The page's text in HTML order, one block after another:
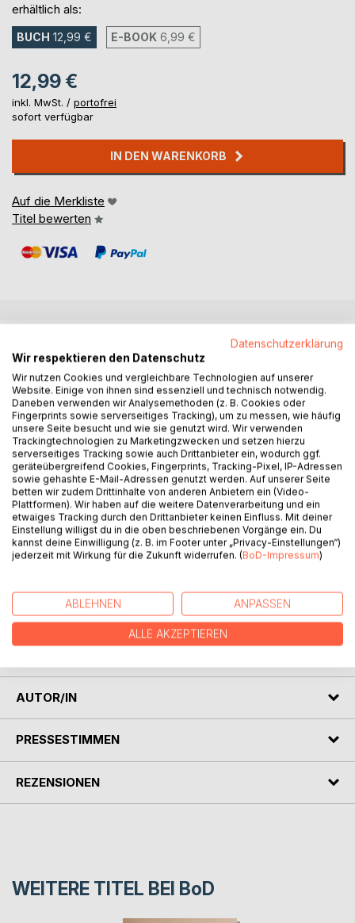
erhältlich als:
BUCH 12,99 € E-BOOK 6,99 €
12,99 €
inkl. MwSt. / portofrei
sofort verfügbar
IN DEN WARENKORB
Auf die Merkliste
Titel bewerten
In der lebensfeindlichen Namib-Wüste wächst die
faszinierende Welwitschia Mirabilis - ein Symbol für
Ausdauer und Überleben. Der renommierte Botaniker
Herbert Lukas Steinbach nimmt uns mit auf eine Reise in
die Welt dieser einzigartigen Pflanze, die seit Jahrmillionen
unter extremsten Bedingungen gedeiht.
Die Welwitschia ist ein großes Vorbild für uns Menschen:
Sie lehrt uns Resilienz und Hoffnung, zeigt uns, wie wir in
den härtesten Zeiten durchhalten und blühen können. Mit
Leidenschaft und wissenschaftlicher Präzision enthüllt
neuen Mut zu schöpfen.
Lassen Sie sich von der Stärke und Schönheit der
AUTOR/IN
PRESSESTIMMEN
REZENSIONEN
WEITERE TITEL BEI BoD
Datenschutzerklärung
Wir respektieren den Datenschutz
Wir nutzen Cookies und vergleichbare Technologien auf unserer
Website. Einige von ihnen sind essenziell und technisch notwendig.
Daneben verwenden wir Analysemethoden (z. B. Cookies oder
Fingerprints sowie serverseitiges Tracking), um zu messen, wie häufig
unsere Seite besucht und wie sie genutzt wird. Wir verwenden
Trackingtechnologien zu Marketingzwecken und setzen hierzu
serverseitiges Tracking sowie auch Drittanbieter ein, wodurch ggf.
geräteübergreifend Cookies, Fingerprints, Tracking-Pixel, IP-Adressen
sowie gehashte E-Mail-Adressen genutzt werden. Auf unserer Seite
betten wir zudem Drittinhalte von anderen Anbietern ein (Video-
Plattformen). Wir haben auf die weitere Datenverarbeitung und ein
etwaiges Tracking durch den Drittanbieter keinen Einfluss. Mit deiner
Einstellung willigst du in die oben beschriebenen Vorgänge ein. Du
kannst deine Einwilligung (z. B. im Footer unter „Privacy-Einstellungen“)
jederzeit mit Wirkung für die Zukunft widerrufen. (BoD-Impressum)
ABLEHNEN ANPASSEN
ALLE AKZEPTIEREN